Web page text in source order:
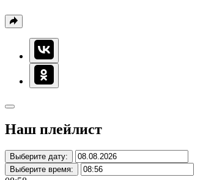
Наш плейлист
Выберите дату:
Выберите время: